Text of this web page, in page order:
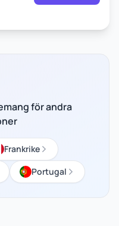
för andra
Frankrike
Portugal